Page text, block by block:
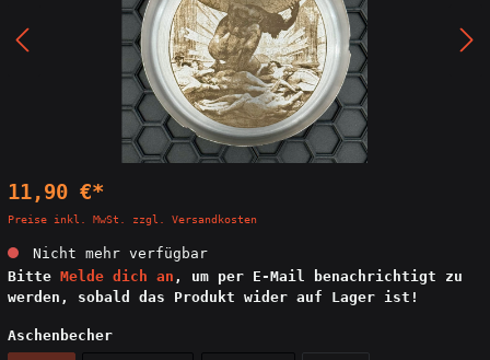
11,90 €*
Preise inkl. MwSt. zzgl. Versandkosten
Nicht mehr verfügbar
Bitte Melde dich an , um per E-Mail benachrichtigt zu
werden, sobald das Produkt wider auf Lager ist!
Aschenbecher